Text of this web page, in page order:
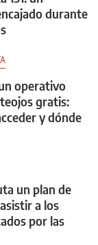
durante
operativo
gratis:
y dónde
un plan de
a los
por las